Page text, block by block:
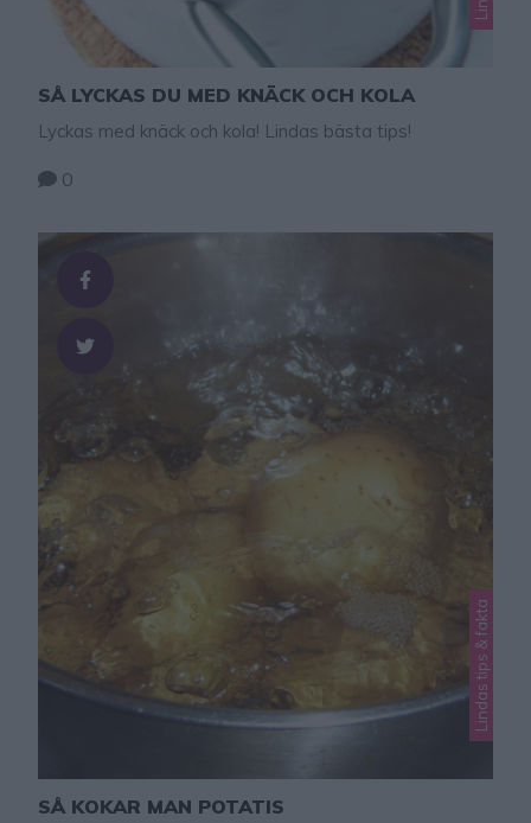
SÅ LYCKAS DU MED KNÄCK OCH KOLA
Lyckas med knäck och kola! Lindas bästa tips!
0
Lindas tips & fakta
SÅ KOKAR MAN POTATIS